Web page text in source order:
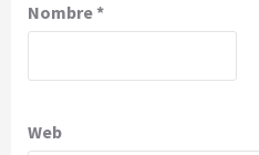
Nombre*
Web